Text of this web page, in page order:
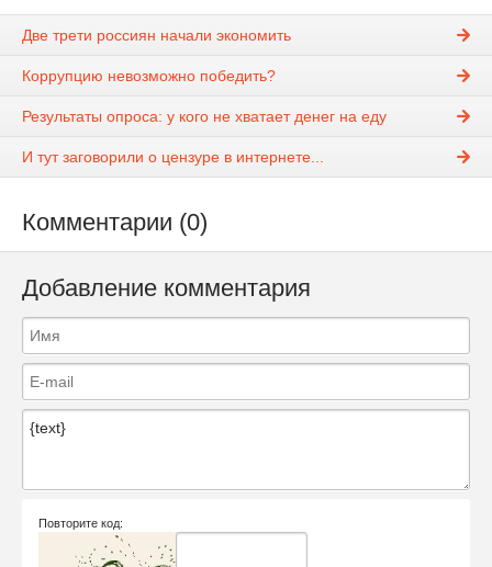
Две трети россиян начали экономить
Коррупцию невозможно победить?
Результаты опроса: у кого не хватает денег на еду
И тут заговорили о цензуре в интернете...
Комментарии (0)
Добавление комментария
Повторите код: